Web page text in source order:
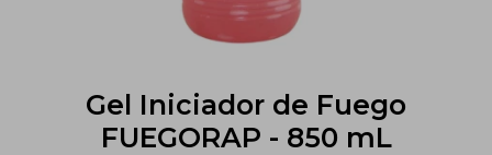
Gel Iniciador de Fuego
FUEGORAP - 850 mL